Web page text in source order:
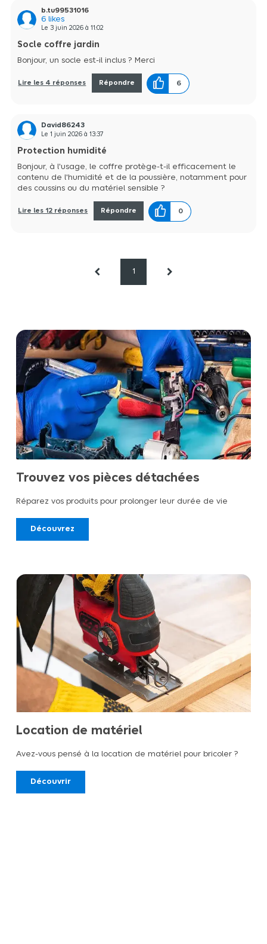
b.tu99531016
6 likes
Le3 juin 2026 à11:02
Socle coffre jardin
Bonjour, un socle est-il inclus ? Merci
Lire les 4 réponses Répondre 6
David86243
Le1 juin 2026 à13:37
Protection humidité
Bonjour, à l'usage, le coffre protège-t-il efficacement le
contenu de l'humidité et de la poussière, notamment pour
des coussins ou du matériel sensible ?
Lire les 12 réponses Répondre 0
1
Trouvez vos pièces détachées
Réparez vos produits pour prolonger leur durée de vie
Découvrez
Location de matériel
Avez-vous pensé à la location de matériel pour bricoler ?
Découvrir